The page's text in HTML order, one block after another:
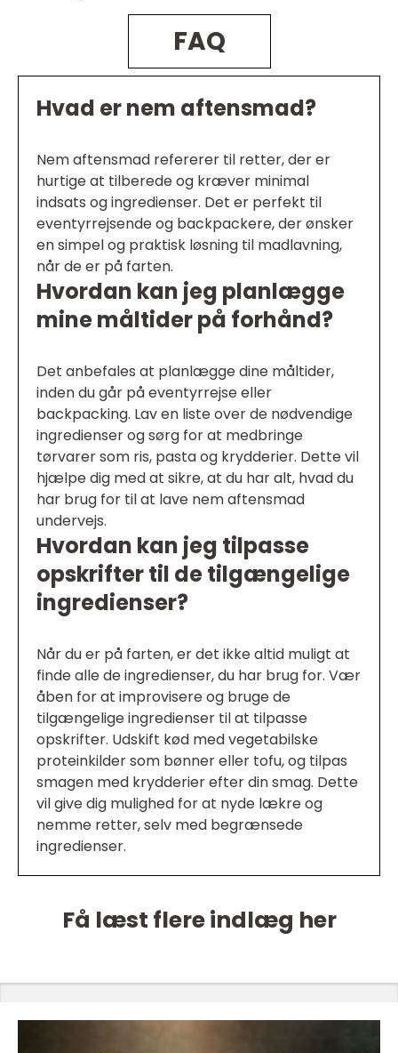
FAQ
Hvad er nem aftensmad?
Nem aftensmad refererer til retter, der er
hurtige at tilberede og kræver minimal
indsats og ingredienser. Det er perfekt til
eventyrrejsende og backpackere, der ønsker
en simpel og praktisk løsning til madlavning,
når de er på farten.
Hvordan kan jeg planlægge
mine måltider på forhånd?
Det anbefales at planlægge dine måltider,
inden du går på eventyrrejse eller
backpacking. Lav en liste over de nødvendige
ingredienser og sørg for at medbringe
tørvarer som ris, pasta og krydderier. Dette vil
hjælpe dig med at sikre, at du har alt, hvad du
har brug for til at lave nem aftensmad
undervejs.
Hvordan kan jeg tilpasse
opskrifter til de tilgængelige
ingredienser?
Når du er på farten, er det ikke altid muligt at
finde alle de ingredienser, du har brug for. Vær
åben for at improvisere og bruge de
tilgængelige ingredienser til at tilpasse
opskrifter. Udskift kød med vegetabilske
proteinkilder som bønner eller tofu, og tilpas
smagen med krydderier efter din smag. Dette
vil give dig mulighed for at nyde lækre og
nemme retter, selv med begrænsede
ingredienser.
Få læst flere indlæg her